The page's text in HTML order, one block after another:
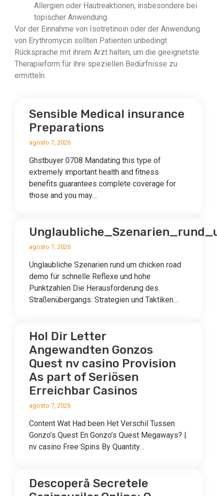
Allergien oder Hautreaktionen, insbesondere bei
topischer Anwendung.
Vor der Einnahme von Isotretinoin oder der Anwendung
von Erythromycin sollten Patienten unbedingt
Rücksprache mit ihrem Arzt halten, um die geeignetste
Therapieform für ihre speziellen Bedürfnisse zu
ermitteln.
Sensible Medical insurance
Preparations
agosto 7, 2026
Ghstbuyer 0708 Mandating this type of
extremely important health and fitness
benefits guarantees complete coverage for
those and you may…
agosto 7, 2026
Unglaubliche Szenarien rund um chicken road
demo für schnelle Reflexe und hohe
Punktzahlen Die Herausforderung des
Straßenübergangs: Strategien und Taktiken…
Hol Dir Letter
Angewandten Gonzos
Quest nv casino Provision ️
As part of Seriösen
Erreichbar Casinos
agosto 7, 2026
Content Wat Had been Het Verschil Tussen
Gonzo’s Quest En Gonzo’s Quest Megaways? |
nv casino Free Spins By Quantity…
Descoperă Secretele